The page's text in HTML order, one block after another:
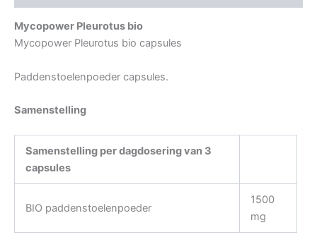
Mycopower Pleurotus bio
Mycopower Pleurotus bio capsules
Paddenstoelenpoeder capsules.
Samenstelling
Samenstelling per dagdosering van 3
capsules
BIO paddenstoelenpoeder
1500
mg